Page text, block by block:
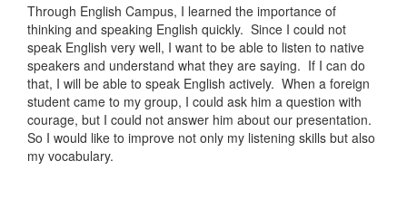
Through English Campus, I learned the importance of
thinking and speaking English quickly. Since I could not
speak English very well, I want to be able to listen to native
speakers and understand what they are saying. If I can do
that, I will be able to speak English actively. When a foreign
student came to my group, I could ask him a question with
courage, but I could not answer him about our presentation.
So I would like to improve not only my listening skills but also
my vocabulary.